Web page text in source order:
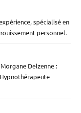
spécialisé en
personnel.
Delzenne :